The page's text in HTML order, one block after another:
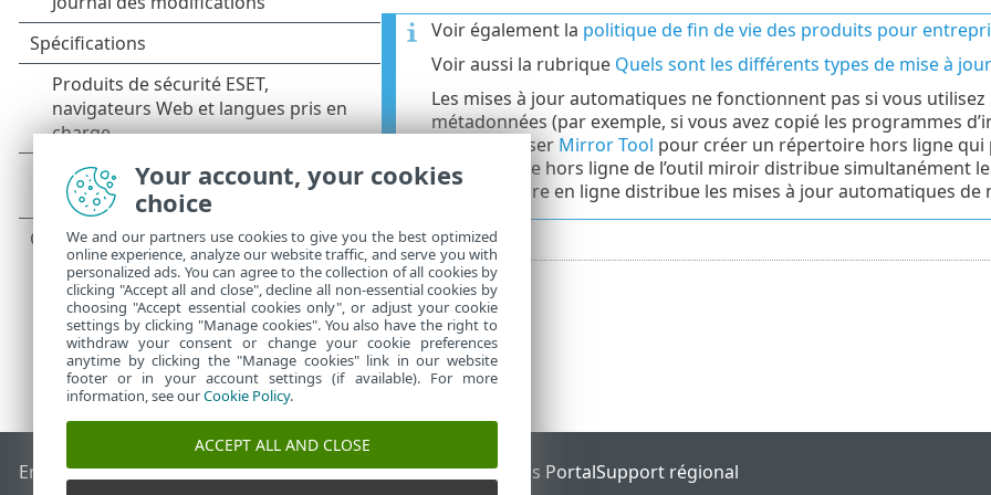
Voir également la politique de fin de vie des produits pour
Voir aussi la rubrique Quels sont les différents types de mise à
Les mises à jour automatiques ne fonctionnent pas si vous
métadonnées (par exemple, si vous avez copié les programmes
pouvez utiliser Mirror Tool pour créer un répertoire hors ligne
Le répertoire hors ligne de l’outil miroir distribue simultanément
(un répertoire en ligne distribue les mises à jour automatiques de
End of LifeBase de connaissances ESETForum ESETESET Status PortalSupport régional
Your account, your cookies
choice
We and our partners use cookies to give you the best optimized
online experience, analyze our website traffic, and serve you with
personalized ads. You can agree to the collection of all cookies by
clicking "Accept all and close", decline all non-essential cookies by
choosing "Accept essential cookies only", or adjust your cookie
settings by clicking "Manage cookies". You also have the right to
withdraw your consent or change your cookie preferences
anytime by clicking the "Manage cookies" link in our website
footer or in your account settings (if available). For more
information, see ourCookie Policy.
ACCEPT ALL AND CLOSE